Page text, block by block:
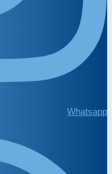
Whatsapp